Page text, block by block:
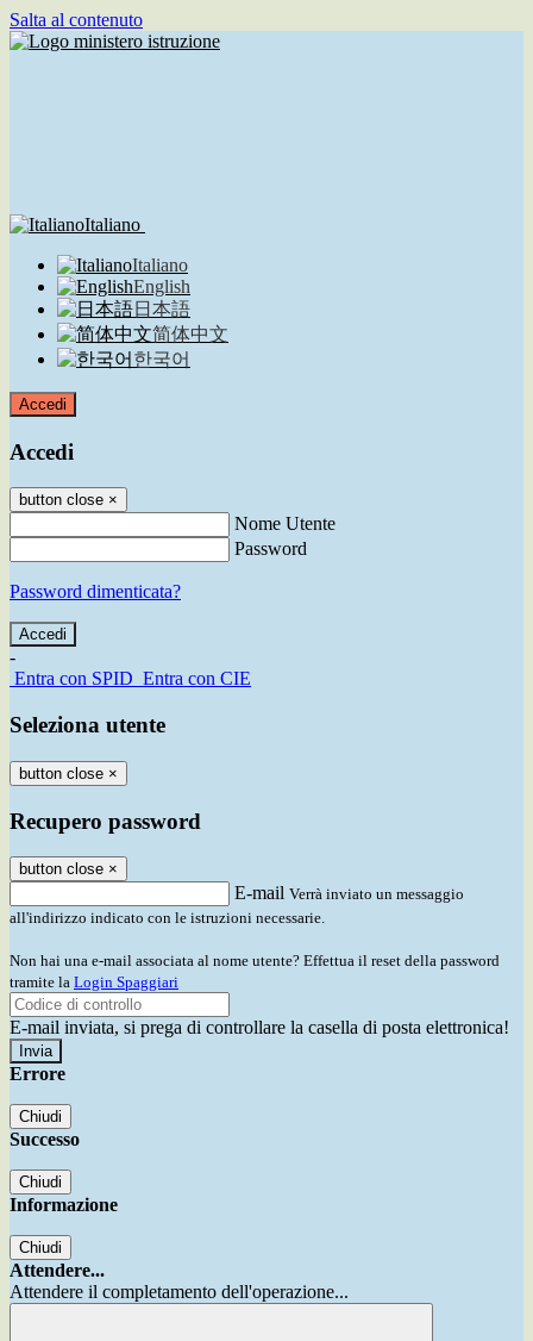
Salta al contenuto
Italiano
Italiano
English
日本語
简体中文
한국어
Accedi
Accedi
button close ×
Nome Utente
Password
Password dimenticata?
-
Entra con SPID Entra con CIE
Seleziona utente
button close ×
Recupero password
button close ×
E-mail Verrà inviato un messaggio
all'indirizzo indicato con le istruzioni necessarie.
Non hai una e-mail associata al nome utente? Effettua il reset della password
tramite la Login Spaggiari
E-mail inviata, si prega di controllare la casella di posta elettronica!
Errore
Chiudi
Successo
Chiudi
Informazione
Chiudi
Attendere...
Attendere il completamento dell'operazione...